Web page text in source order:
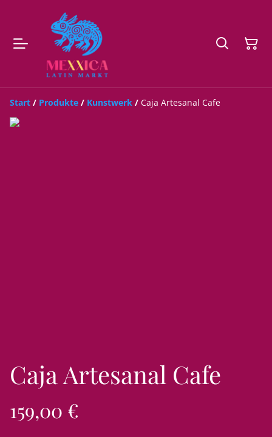
Start / Produkte / Kunstwerk / Caja Artesanal Cafe
Caja Artesanal Cafe
159,00 €